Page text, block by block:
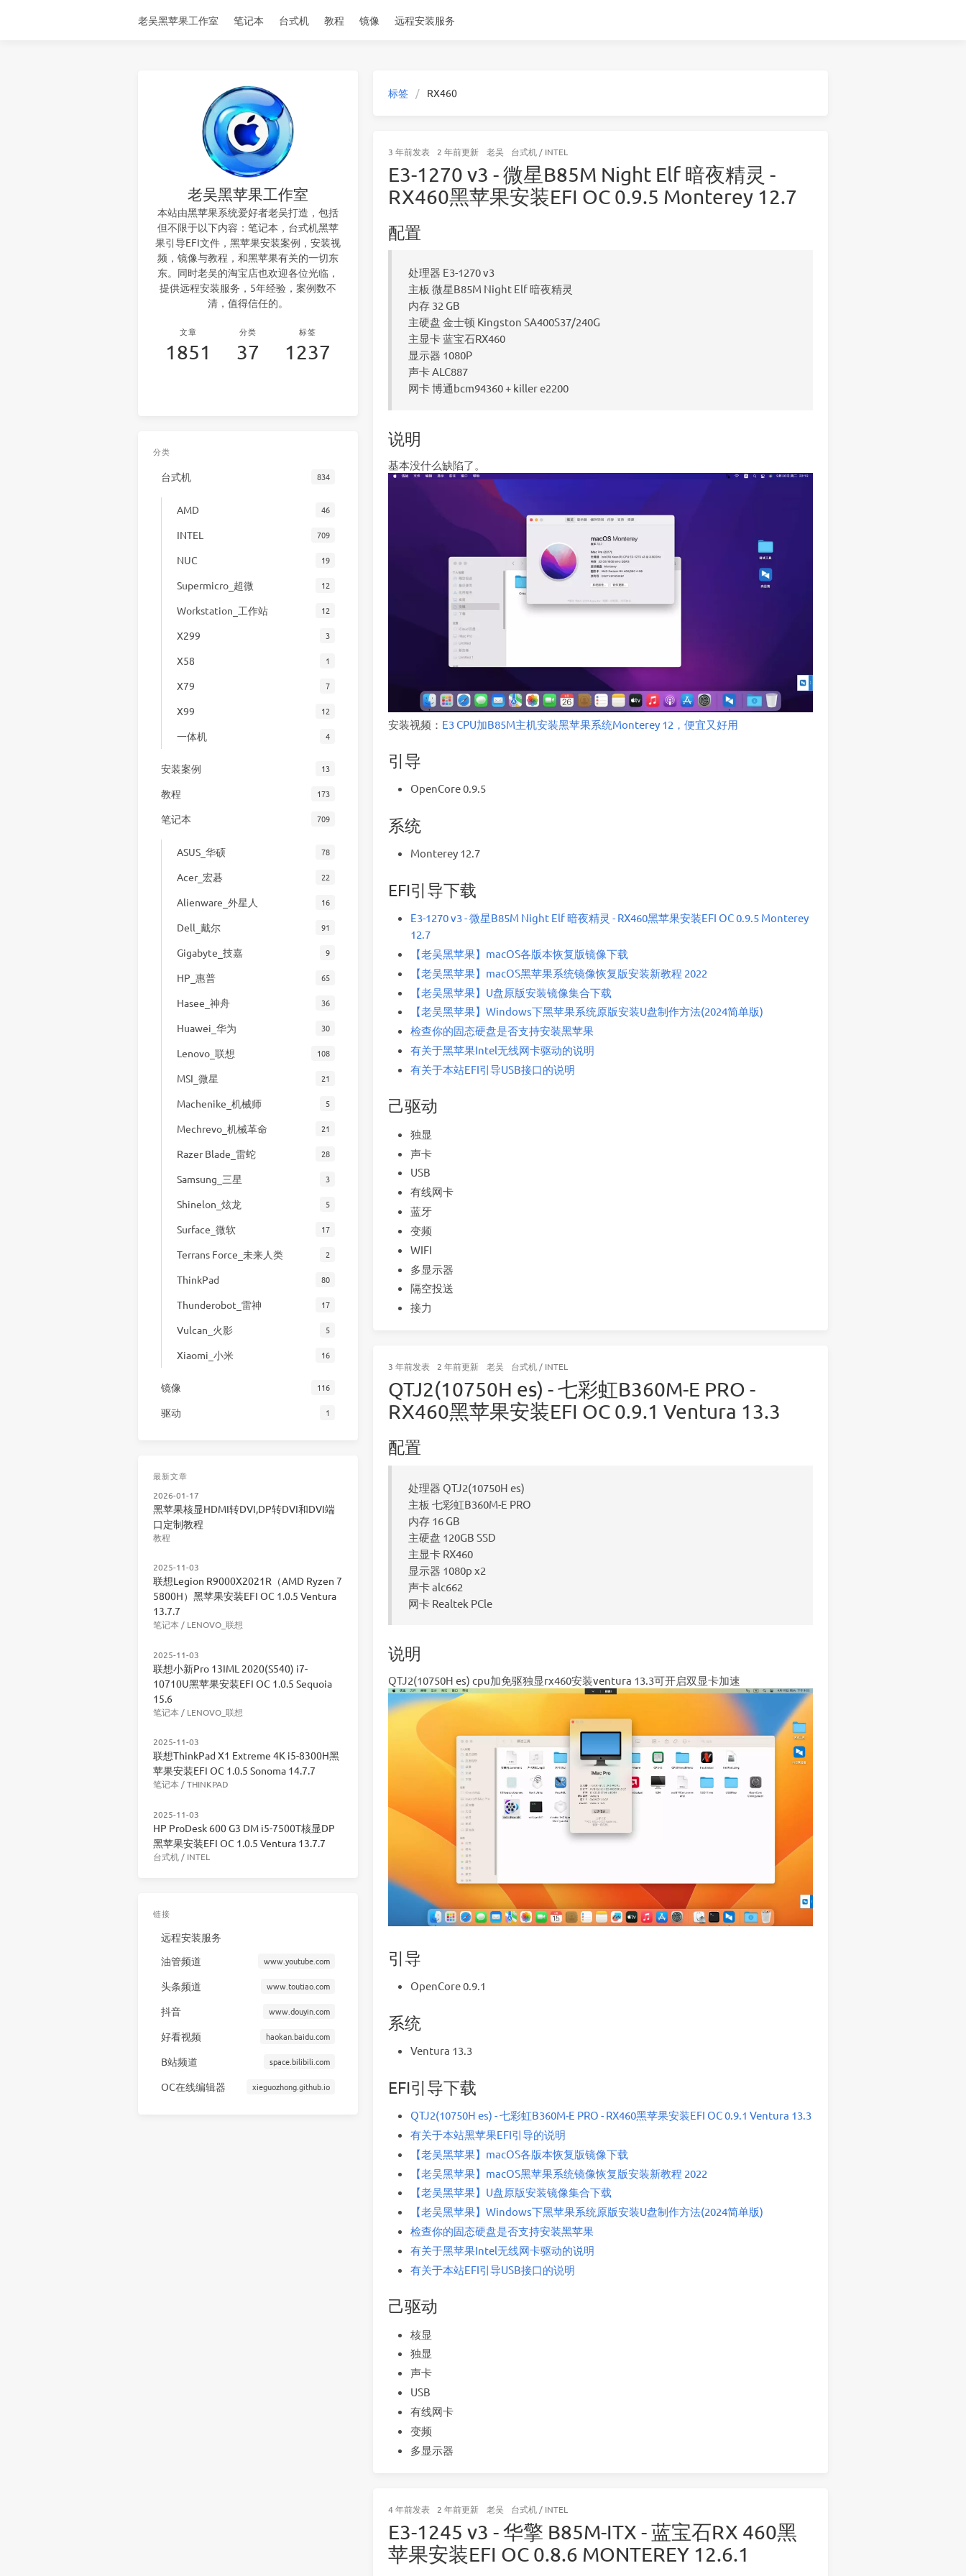
老吴黑苹果工作室 笔记本 台式机 教程 镜像 远程安装服务
标签 RX460
3 年前发表 2 年前更新 老吴 台式机 / INTEL
E3-1270 v3 - 微星B85M Night Elf 暗夜精灵 -
RX460黑苹果安装EFI OC 0.9.5 Monterey 12.7
配置
处理器 E3-1270 v3
主板 微星B85M Night Elf 暗夜精灵
内存 32 GB
主硬盘 金士顿 Kingston SA400S37/240G
主显卡 蓝宝石RX460
显示器 1080P
声卡 ALC887
网卡 博通bcm94360 + killer e2200
说明
基本没什么缺陷了。
安装视频： E3 CPU加B85M主机安装黑苹果系统Monterey 12，便宜又好用
引导
OpenCore 0.9.5
系统
Monterey 12.7
EFI引导下载
E3-1270 v3 - 微星B85M Night Elf 暗夜精灵 - RX460黑苹果安装EFI OC 0.9.5 Monterey
12.7
【老吴黑苹果】macOS各版本恢复版镜像下载
【老吴黑苹果】macOS黑苹果系统镜像恢复版安装新教程 2022
【老吴黑苹果】U盘原版安装镜像集合下载
【老吴黑苹果】Windows下黑苹果系统原版安装U盘制作方法(2024简单版)
检查你的固态硬盘是否支持安装黑苹果
有关于黑苹果Intel无线网卡驱动的说明
有关于本站EFI引导USB接口的说明
己驱动
独显
声卡
USB
有线网卡
蓝牙
变频
WIFI
多显示器
隔空投送
接力
3 年前发表 2 年前更新 老吴 台式机/ INTEL
QTJ2(10750H es) - 七彩虹B360M-E PRO -
RX460黑苹果安装EFI OC 0.9.1 Ventura 13.3
配置
处理器 QTJ2(10750H es)
主板 七彩虹B360M-E PRO
内存 16 GB
主硬盘 120GB SSD
主显卡 RX460
显示器 1080p x2
声卡 alc662
网卡 Realtek PCle
说明
QTJ2(10750H es) cpu加免驱独显rx460安装ventura 13.3可开启双显卡加速
引导
OpenCore 0.9.1
系统
Ventura 13.3
EFI引导下载
QTJ2(10750H es) - 七彩虹B360M-E PRO - RX460黑苹果安装EFI OC 0.9.1 Ventura 13.3
有关于本站黑苹果EFI引导的说明
【老吴黑苹果】macOS各版本恢复版镜像下载
【老吴黑苹果】macOS黑苹果系统镜像恢复版安装新教程 2022
【老吴黑苹果】U盘原版安装镜像集合下载
【老吴黑苹果】Windows下黑苹果系统原版安装U盘制作方法(2024简单版)
检查你的固态硬盘是否支持安装黑苹果
有关于黑苹果Intel无线网卡驱动的说明
有关于本站EFI引导USB接口的说明
己驱动
核显
独显
声卡
USB
有线网卡
变频
多显示器
4 年前发表 2 年前更新 老吴 台式机 / INTEL
E3-1245 v3 - 华擎 B85M-ITX - 蓝宝石RX 460黑
苹果安装EFI OC 0.8.6 MONTEREY 12.6.1
老吴黑苹果工作室
本站由黑苹果系统爱好者老吴打造，包括
但不限于以下内容：笔记本，台式机黑苹
果引导EFI文件，黑苹果安装案例，安装视
频，镜像与教程，和黑苹果有关的一切东
东。同时老吴的淘宝店也欢迎各位光临，
提供远程安装服务，5年经验，案例数不
清，值得信任的。
文章
1851
分类
37
标签
1237
分类
台式机 834
AMD 46
INTEL 709
NUC 19
Supermicro_超微 12
Workstation_工作站 12
X299 3
X58 1
X79 7
X99 12
一体机 4
安装案例 13
教程 173
笔记本 709
ASUS_华硕 78
Acer_宏碁 22
Alienware_外星人 16
Dell_戴尔 91
Gigabyte_技嘉 9
HP_惠普 65
Hasee_神舟 36
Huawei_华为 30
Lenovo_联想 108
MSI_微星 21
Machenike_机械师 5
Mechrevo_机械革命 21
Razer Blade_雷蛇 28
Samsung_三星 3
Shinelon_炫龙 5
Surface_微软 17
Terrans Force_未来人类 2
ThinkPad 80
Thunderobot_雷神 17
Vulcan_火影 5
Xiaomi_小米 16
镜像 116
驱动 1
最新文章
2026-01-17
黑苹果核显HDMI转DVI,DP转DVI和DVI端
口定制教程
教程
2025-11-03
联想Legion R9000X2021R（AMD Ryzen 7
5800H）黑苹果安装EFI OC 1.0.5 Ventura
13.7.7
笔记本 / LENOVO_联想
2025-11-03
联想小新Pro 13IML 2020(S540) i7-
10710U黑苹果安装EFI OC 1.0.5 Sequoia
15.6
笔记本 / LENOVO_联想
2025-11-03
联想ThinkPad X1 Extreme 4K i5-8300H黑
苹果安装EFI OC 1.0.5 Sonoma 14.7.7
笔记本 /THINKPAD
2025-11-03
HP ProDesk 600 G3 DM i5-7500T核显DP
黑苹果安装EFI OC 1.0.5 Ventura 13.7.7
台式机 / INTEL
链接
远程安装服务
油管频道
www.youtube.com
头条频道 www.toutiao.com
抖音 www.douyin.com
好看视频 haokan.baidu.com
B站频道 space.bilibili.com
OC在线编辑器 xieguozhong.github.io